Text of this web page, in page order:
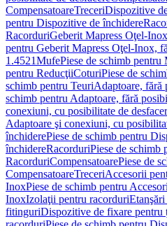
CompensatoareTreceriDispozitive
pentru Dispozitive de închidere
RacorduriGeberit Mapress Oţel-
pentru Geberit Mapress Oţel-Inox,
1.4521MufePiese de schimb pentru
pentru ReducţiiCoturiPiese de
schimb pentru TeuriAdaptoare, fără
schimb pentru Adaptoare, fără
conexiuni, cu posibilitate de
Adaptoare şi conexiuni, cu
închiderePiese de schimb pentru
închidereRacorduriPiese de schimb
RacorduriCompensatoarePiese de
CompensatoareTreceriAccesorii
InoxPiese de schimb pentru
InoxIzolaţii pentru racorduri
fitinguriDispozitive de fixare pentru